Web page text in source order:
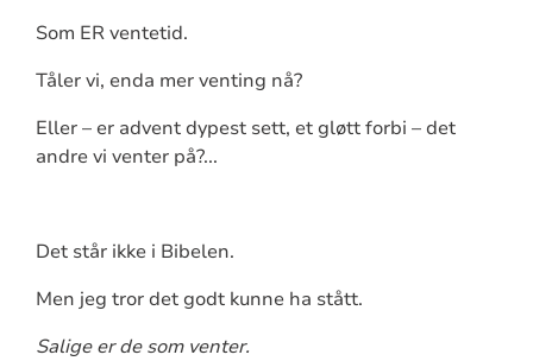
Som ER ventetid.
Tåler vi, enda mer venting nå?
Eller – er advent dypest sett, et gløtt forbi – det
andre vi venter på?...
Det står ikke i Bibelen.
Men jeg tror det godt kunne ha stått.
Salige er de som venter.